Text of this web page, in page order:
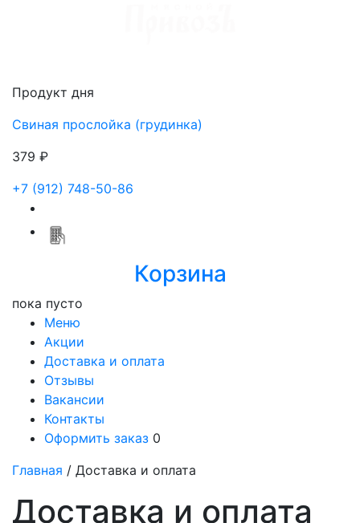
Продукт дня
Свиная прослойка (грудинка)
379 ₽
+7 (912) 748-50-86
Корзина
пока пусто
Меню
Акции
Доставка и оплата
Отзывы
Вакансии
Контакты
Оформить заказ 0
Главная / Доставка и оплата
Доставка и оплата